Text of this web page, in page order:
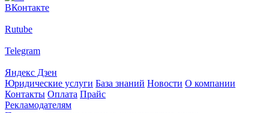
ВКонтакте
Rutube
Telegram
Яндекс Дзен
Юридические услуги База знаний Новости О компании
Контакты Оплата Прайс
Рекламодателям